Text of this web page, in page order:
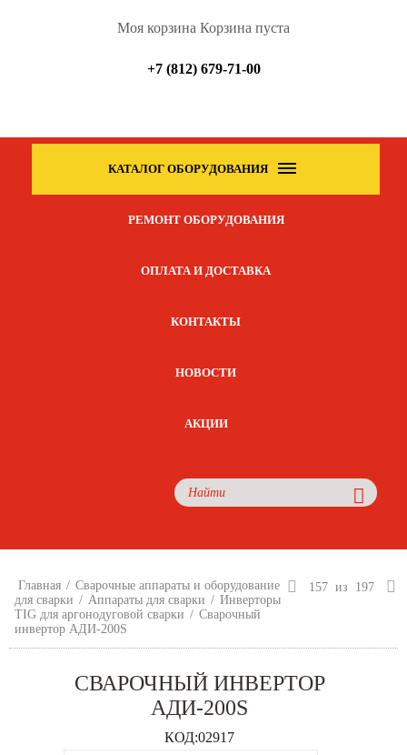
Моя корзина Корзина пуста
+7 (812) 679-71-00
КАТАЛОГ ОБОРУДОВАНИЯ
РЕМОНТ ОБОРУДОВАНИЯ
ОПЛАТА И ДОСТАВКА
КОНТАКТЫ
НОВОСТИ
АКЦИИ
Главная / Сварочные аппараты и оборудование
для сварки / Аппараты для сварки / Инверторы
TIG для аргонодуговой сварки / Сварочный
инвертор АДИ-200S
157 из 197
СВАРОЧНЫЙ ИНВЕРТОР
АДИ-200S
КОД:02917